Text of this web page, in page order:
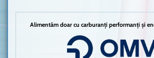
Alimentăm doar cu carburanți performanți și